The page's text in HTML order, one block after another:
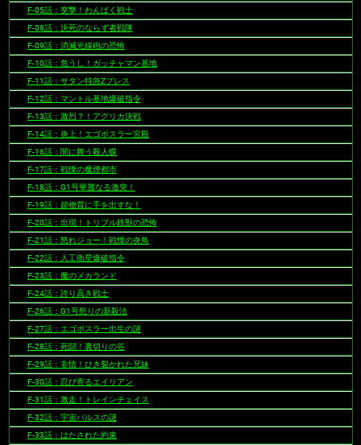
F-05話：突撃！わんぱく戦士
F-08話：決死のならず者戦隊
F-09話：消滅光線砲の恐怖
F-10話：危うし！ガッチャマン基地
F-11話：サタン特急Zプレス
F-12話：マントル基地爆破指令
F-13話：激烈？！アグリカ決戦
F-14話：炎上！エゴボスラー宮殿
F-16話：闇に舞う殺人蝶
F-17話：戦慄の魔煙都市
F-18話：G1号華麗なる激突！
F-19話：超物質に手を出すな！
F-20話：出現！トリプル鉄獣の恐怖
F-21話：怒れジョー！戦慄の炎鳥
F-22話：人工衛星爆破指令
F-23話：魔のメカランド
F-24話：誇り高き戦士
F-26話：G1号怒りの新殺法
F-27話：エゴボスラー出生の謎
F-28話：死闘！裏切りの谷
F-29話：非情！ひき裂かれた兄妹
F-30話：忍び寄るエイリアン
F-31話：激走！トレインチェイス
F-32話：宇宙パルスの謎
F-33話：はたされた約束